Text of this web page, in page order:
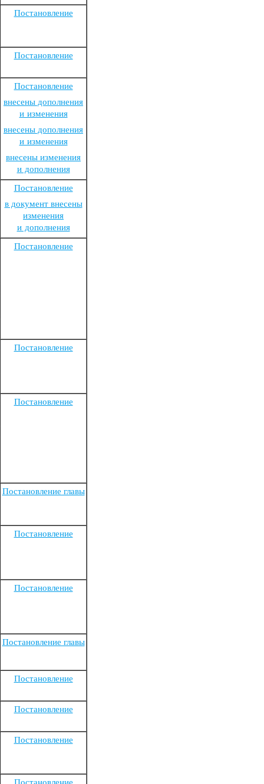
Постановление
Постановление
Постановление
внесены дополнения
и изменения
внесены дополнения
и изменения
внесены изменения
и дополнения
Постановление
в документ внесены
изменения
и дополнения
Постановление
Постановление
Постановление
Постановление главы
Постановление
Постановление
Постановление главы
Постановление
Постановление
Постановление